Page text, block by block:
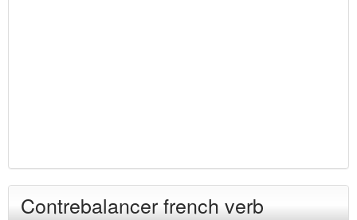
Contrebalancer french verb